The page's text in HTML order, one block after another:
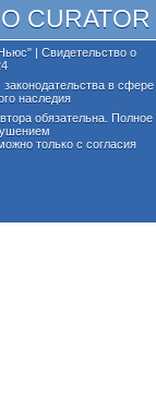
| Свидетельство о
в сфере
наследия
обязательна. Полное
только с согласия